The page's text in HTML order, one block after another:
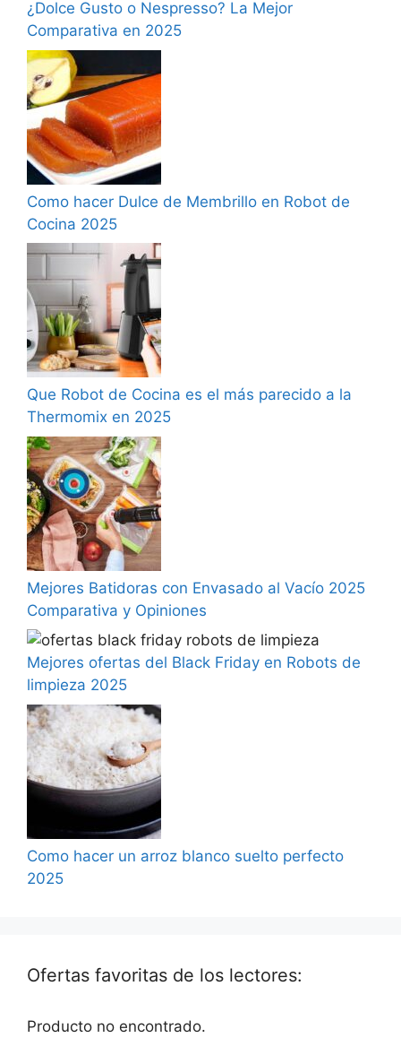
¿Dolce Gusto o Nespresso? La Mejor
Comparativa en 2025
Como hacer Dulce de Membrillo en Robot de
Cocina 2025
Que Robot de Cocina es el más parecido a la
Thermomix en 2025
Mejores Batidoras con Envasado al Vacío 2025
Comparativa y Opiniones
Mejores ofertas del Black Friday en Robots de
limpieza 2025
Como hacer un arroz blanco suelto perfecto
2025
Ofertas favoritas de los lectores:
Producto no encontrado.